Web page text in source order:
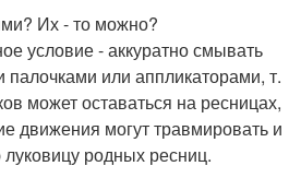
Их - то можно?
условие - аккуратно смывать
или аппликаторами, т.
может оставаться на ресницах,
движения могут травмировать и
родных ресниц.